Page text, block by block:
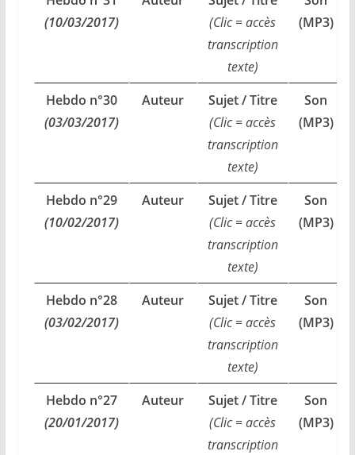
(10/03/2017)
(Clic = accès
transcription
texte)
(MP3)
Hebdo n°30
(03/03/2017)
Auteur
Sujet / Titre
(Clic = accès
transcription
texte)
Son
(MP3)
Hebdo n°29
(10/02/2017)
Auteur
Sujet / Titre
(Clic = accès
transcription
texte)
Son
(MP3)
Hebdo n°28
(03/02/2017)
Auteur
Sujet / Titre
(Clic = accès
transcription
texte)
Son
(MP3)
Hebdo n°27
(20/01/2017)
Auteur
Sujet / Titre
(Clic = accès
transcription
Son
(MP3)